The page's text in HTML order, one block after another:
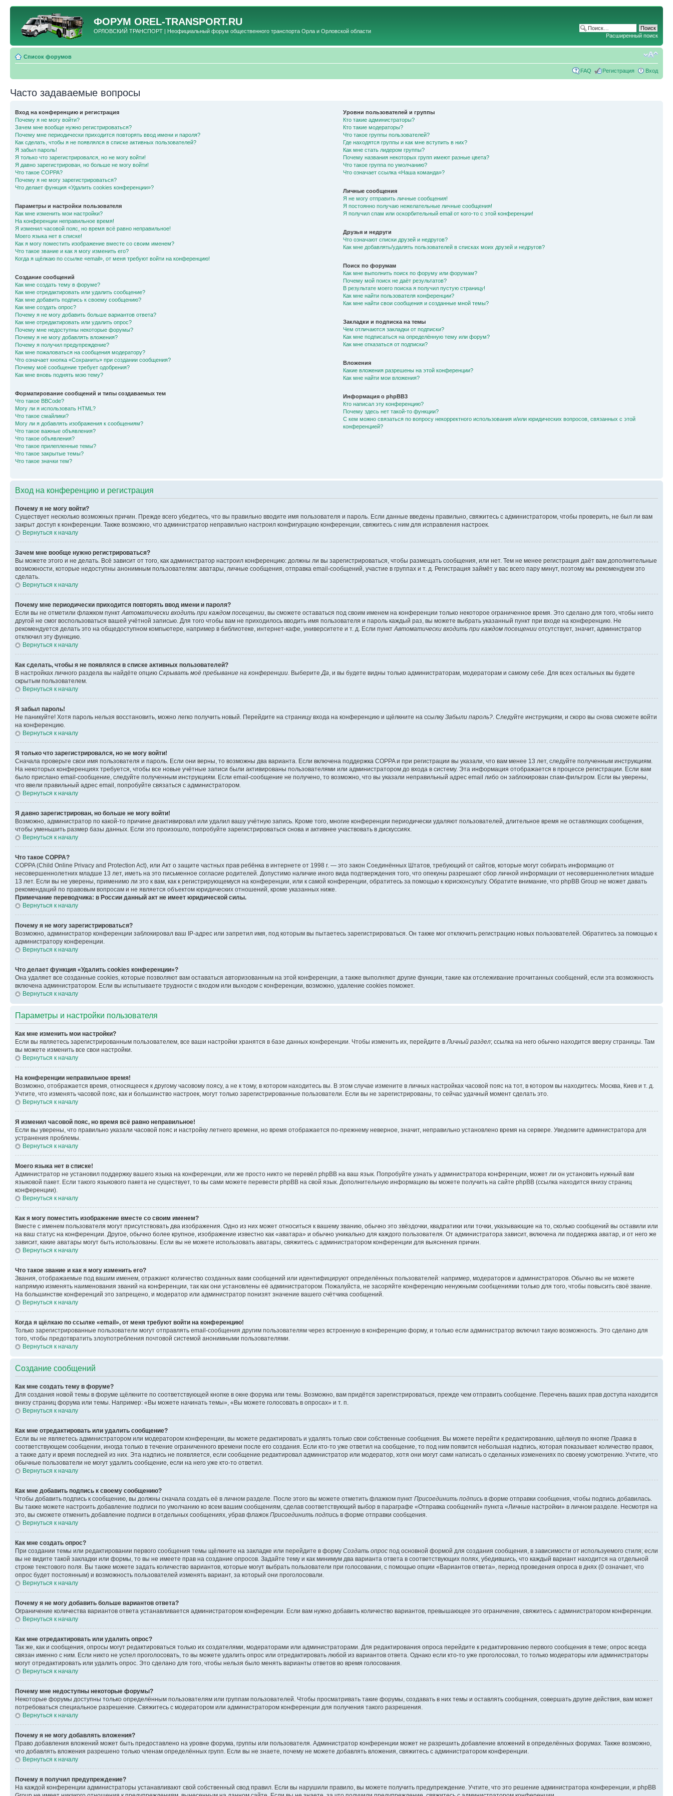
ФОРУМ OREL-TRANSPORT.RU
ОРЛОВСКИЙ ТРАНСПОРТ | Неофициальный форум общественного транспорта Орла и Орловской области
Расширенный поиск
Список форумов
FAQ Регистрация Вход
Часто задаваемые вопросы
Вход на конференцию и регистрация
Почему я не могу войти?
Зачем мне вообще нужно регистрироваться?
Почему мне периодически приходится повторять ввод имени и пароля?
Как сделать, чтобы я не появлялся в списке активных пользователей?
Я забыл пароль!
Я только что зарегистрировался, но не могу войти!
Я давно зарегистрирован, но больше не могу войти!
Что такое COPPA?
Почему я не могу зарегистрироваться?
Что делает функция «Удалить cookies конференции»?
Параметры и настройки пользователя
Как мне изменить мои настройки?
На конференции неправильное время!
Я изменил часовой пояс, но время всё равно неправильное!
Моего языка нет в списке!
Как я могу поместить изображение вместе со своим именем?
Что такое звание и как я могу изменить его?
Когда я щёлкаю по ссылке «email», от меня требуют войти на конференцию!
Создание сообщений
Как мне создать тему в форуме?
Как мне отредактировать или удалить сообщение?
Как мне добавить подпись к своему сообщению?
Как мне создать опрос?
Почему я не могу добавить больше вариантов ответа?
Как мне отредактировать или удалить опрос?
Почему мне недоступны некоторые форумы?
Почему я не могу добавлять вложения?
Почему я получил предупреждение?
Как мне пожаловаться на сообщения модератору?
Что означает кнопка «Сохранить» при создании сообщения?
Почему моё сообщение требует одобрения?
Как мне вновь поднять мою тему?
Форматирование сообщений и типы создаваемых тем
Что такое BBCode?
Могу ли я использовать HTML?
Что такое смайлики?
Могу ли я добавлять изображения к сообщениям?
Что такое важные объявления?
Что такое объявления?
Что такое прилепленные темы?
Что такое закрытые темы?
Что такое значки тем?
Уровни пользователей и группы
Кто такие администраторы?
Кто такие модераторы?
Что такое группы пользователей?
Где находятся группы и как мне вступить в них?
Как мне стать лидером группы?
Почему названия некоторых групп имеют разные цвета?
Что такое группа по умолчанию?
Что означает ссылка «Наша команда»?
Личные сообщения
Я не могу отправить личные сообщения!
Я постоянно получаю нежелательные личные сообщения!
Я получил спам или оскорбительный email от кого-то с этой конференции!
Друзья и недруги
Что означают списки друзей и недругов?
Как мне добавлять/удалять пользователей в списках моих друзей и недругов?
Поиск по форумам
Как мне выполнить поиск по форуму или форумам?
Почему мой поиск не даёт результатов?
В результате моего поиска я получил пустую страницу!
Как мне найти пользователя конференции?
Как мне найти свои сообщения и созданные мной темы?
Закладки и подписка на темы
Чем отличаются закладки от подписки?
Как мне подписаться на определённую тему или форум?
Как мне отказаться от подписки?
Вложения
Какие вложения разрешены на этой конференции?
Как мне найти мои вложения?
Информация о phpBB3
Кто написал эту конференцию?
Почему здесь нет такой-то функции?
С кем можно связаться по вопросу некорректного использования и/или юридических вопросов, связанных с этой
конференцией?
Вход на конференцию и регистрация
Почему я не могу войти?
Существует несколько возможных причин. Прежде всего убедитесь, что вы правильно вводите имя пользователя и пароль. Если данные введены правильно, свяжитесь с администратором, чтобы проверить, не был ли вам
закрыт доступ к конференции. Также возможно, что администратор неправильно настроил конфигурацию конференции, свяжитесь с ним для исправления настроек.
Вернуться к началу
Зачем мне вообще нужно регистрироваться?
Вы можете этого и не делать. Всё зависит от того, как администратор настроил конференцию: должны ли вы зарегистрироваться, чтобы размещать сообщения, или нет. Тем не менее регистрация даёт вам дополнительные
возможности, которые недоступны анонимным пользователям: аватары, личные сообщения, отправка email-сообщений, участие в группах и т. д. Регистрация займёт у вас всего пару минут, поэтому мы рекомендуем это
сделать.
Вернуться к началу
Почему мне периодически приходится повторять ввод имени и пароля?
Если вы не отметили флажком пункт Автоматически входить при каждом посещении , вы сможете оставаться под своим именем на конференции только некоторое ограниченное время. Это сделано для того, чтобы никто
другой не смог воспользоваться вашей учётной записью. Для того чтобы вам не приходилось вводить имя пользователя и пароль каждый раз, вы можете выбрать указанный пункт при входе на конференцию. Не
рекомендуется делать это на общедоступном компьютере, например в библиотеке, интернет-кафе, университете и т. д. Если пункт Автоматически входить при каждом посещении отсутствует, значит, администратор
отключил эту функцию.
Вернуться к началу
Как сделать, чтобы я не появлялся в списке активных пользователей?
В настройках личного раздела вы найдёте опцию Скрывать моё пребывание на конференции . Выберите Да , и вы будете видны только администраторам, модераторам и самому себе. Для всех остальных вы будете
скрытым пользователем.
Вернуться к началу
Я забыл пароль!
Не паникуйте! Хотя пароль нельзя восстановить, можно легко получить новый. Перейдите на страницу входа на конференцию и щёлкните на ссылку Забыли пароль? . Следуйте инструкциям, и скоро вы снова сможете войти
на конференцию.
Вернуться к началу
Я только что зарегистрировался, но не могу войти!
Сначала проверьте свои имя пользователя и пароль. Если они верны, то возможны два варианта. Если включена поддержка COPPA и при регистрации вы указали, что вам менее 13 лет, следуйте полученным инструкциям.
На некоторых конференциях требуется, чтобы все новые учётные записи были активированы пользователями или администратором до входа в систему. Эта информация отображается в процессе регистрации. Если вам
было прислано email-сообщение, следуйте полученным инструкциям. Если email-сообщение не получено, то возможно, что вы указали неправильный адрес email либо он заблокирован спам-фильтром. Если вы уверены,
что ввели правильный адрес email, попробуйте связаться с администратором.
Вернуться к началу
Я давно зарегистрирован, но больше не могу войти!
Возможно, администратор по какой-то причине деактивировал или удалил вашу учётную запись. Кроме того, многие конференции периодически удаляют пользователей, длительное время не оставляющих сообщения,
чтобы уменьшить размер базы данных. Если это произошло, попробуйте зарегистрироваться снова и активнее участвовать в дискуссиях.
Вернуться к началу
Что такое COPPA?
COPPA (Child Online Privacy and Protection Act), или Акт о защите частных прав ребёнка в интернете от 1998 г. — это закон Соединённых Штатов, требующий от сайтов, которые могут собирать информацию от
несовершеннолетних младше 13 лет, иметь на это письменное согласие родителей. Допустимо наличие иного вида подтверждения того, что опекуны разрешают сбор личной информации от несовершеннолетних младше
13 лет. Если вы не уверены, применимо ли это к вам, как к регистрирующемуся на конференции, или к самой конференции, обратитесь за помощью к юрисконсульту. Обратите внимание, что phpBB Group не может давать
рекомендаций по правовым вопросам и не является объектом юридических отношений, кроме указанных ниже.
Примечание переводчика: в России данный акт не имеет юридической силы.
Вернуться к началу
Почему я не могу зарегистрироваться?
Возможно, администратор конференции заблокировал ваш IP-адрес или запретил имя, под которым вы пытаетесь зарегистрироваться. Он также мог отключить регистрацию новых пользователей. Обратитесь за помощью к
администратору конференции.
Вернуться к началу
Что делает функция «Удалить cookies конференции»?
Она удаляет все созданные cookies, которые позволяют вам оставаться авторизованным на этой конференции, а также выполняют другие функции, такие как отслеживание прочитанных сообщений, если эта возможность
включена администратором. Если вы испытываете трудности с входом или выходом с конференции, возможно, удаление cookies поможет.
Вернуться к началу
Параметры и настройки пользователя
Как мне изменить мои настройки?
Если вы являетесь зарегистрированным пользователем, все ваши настройки хранятся в базе данных конференции. Чтобы изменить их, перейдите в Личный раздел; ссылка на него обычно находится вверху страницы. Там
вы можете изменить все свои настройки.
Вернуться к началу
На конференции неправильное время!
Возможно, отображается время, относящееся к другому часовому поясу, а не к тому, в котором находитесь вы. В этом случае измените в личных настройках часовой пояс на тот, в котором вы находитесь: Москва, Киев и т. д.
Учтите, что изменять часовой пояс, как и большинство настроек, могут только зарегистрированные пользователи. Если вы не зарегистрированы, то сейчас удачный момент сделать это.
Вернуться к началу
Я изменил часовой пояс, но время всё равно неправильное!
Если вы уверены, что правильно указали часовой пояс и настройку летнего времени, но время отображается по-прежнему неверное, значит, неправильно установлено время на сервере. Уведомите администратора для
устранения проблемы.
Вернуться к началу
Моего языка нет в списке!
Администратор не установил поддержку вашего языка на конференции, или же просто никто не перевёл phpBB на ваш язык. Попробуйте узнать у администратора конференции, может ли он установить нужный вам
языковой пакет. Если такого языкового пакета не существует, то вы сами можете перевести phpBB на свой язык. Дополнительную информацию вы можете получить на сайте phpBB (ссылка находится внизу страниц
конференции).
Вернуться к началу
Как я могу поместить изображение вместе со своим именем?
Вместе с именем пользователя могут присутствовать два изображения. Одно из них может относиться к вашему званию, обычно это звёздочки, квадратики или точки, указывающие на то, сколько сообщений вы оставили или
на ваш статус на конференции. Другое, обычно более крупное, изображение известно как «аватара» и обычно уникально для каждого пользователя. От администратора зависит, включена ли поддержка аватар, и от него же
зависит, какие аватары могут быть использованы. Если вы не можете использовать аватары, свяжитесь с администратором конференции для выяснения причин.
Вернуться к началу
Что такое звание и как я могу изменить его?
Звания, отображаемые под вашим именем, отражают количество созданных вами сообщений или идентифицируют определённых пользователей: например, модераторов и администраторов. Обычно вы не можете
напрямую изменять наименования званий на конференции, так как они установлены её администратором. Пожалуйста, не засоряйте конференцию ненужными сообщениями только для того, чтобы повысить своё звание.
На большинстве конференций это запрещено, и модератор или администратор понизят значение вашего счётчика сообщений.
Вернуться к началу
Когда я щёлкаю по ссылке «email», от меня требуют войти на конференцию!
Только зарегистрированные пользователи могут отправлять email-сообщения другим пользователям через встроенную в конференцию форму, и только если администратор включил такую возможность. Это сделано для
того, чтобы предотвратить злоупотребления почтовой системой анонимными пользователями.
Вернуться к началу
Создание сообщений
Как мне создать тему в форуме?
Для создания новой темы в форуме щёлкните по соответствующей кнопке в окне форума или темы. Возможно, вам придётся зарегистрироваться, прежде чем отправить сообщение. Перечень ваших прав доступа находится
внизу страниц форума или темы. Например: «Вы можете начинать темы», «Вы можете голосовать в опросах» и т. п.
Вернуться к началу
Как мне отредактировать или удалить сообщение?
Если вы не являетесь администратором или модератором конференции, вы можете редактировать и удалять только свои собственные сообщения. Вы можете перейти к редактированию, щёлкнув по кнопке Правка в
соответствующем сообщении, иногда только в течение ограниченного времени после его создания. Если кто-то уже ответил на сообщение, то под ним появится небольшая надпись, которая показывает количество правок,
а также дату и время последней из них. Эта надпись не появляется, если сообщение редактировал администратор или модератор, хотя они могут сами написать о сделанных изменениях по своему усмотрению. Учтите, что
обычные пользователи не могут удалить сообщение, если на него уже кто-то ответил.
Вернуться к началу
Как мне добавить подпись к своему сообщению?
Чтобы добавить подпись к сообщению, вы должны сначала создать её в личном разделе. После этого вы можете отметить флажком пункт Присоединить подпись в форме отправки сообщения, чтобы подпись добавилась.
Вы также можете настроить добавление подписи по умолчанию ко всем вашим сообщениям, сделав соответствующий выбор в параграфе «Отправка сообщений» пункта «Личные настройки» в личном разделе. Несмотря на
это, вы сможете отменить добавление подписи в отдельных сообщениях, убрав флажок Присоединить подпись в форме отправки сообщения.
Вернуться к началу
Как мне создать опрос?
При создании темы или редактировании первого сообщения темы щёлкните на закладке или перейдите в форму Создать опрос под основной формой для создания сообщения, в зависимости от используемого стиля; если
вы не видите такой закладки или формы, то вы не имеете прав на создание опросов. Задайте тему и как минимум два варианта ответа в соответствующих полях, убедившись, что каждый вариант находится на отдельной
строке текстового поля. Вы также можете задать количество вариантов, которые могут выбрать пользователи при голосовании, с помощью опции «Вариантов ответа», период проведения опроса в днях (0 означает, что
опрос будет постоянным) и возможность пользователей изменять вариант, за который они проголосовали.
Вернуться к началу
Почему я не могу добавить больше вариантов ответа?
Ограничение количества вариантов ответа устанавливается администратором конференции. Если вам нужно добавить количество вариантов, превышающее это ограничение, свяжитесь с администратором конференции.
Вернуться к началу
Как мне отредактировать или удалить опрос?
Так же, как и сообщения, опросы могут редактироваться только их создателями, модераторами или администраторами. Для редактирования опроса перейдите к редактированию первого сообщения в теме; опрос всегда
связан именно с ним. Если никто не успел проголосовать, то вы можете удалить опрос или отредактировать любой из вариантов ответа. Однако если кто-то уже проголосовал, то только модераторы или администраторы
могут отредактировать или удалить опрос. Это сделано для того, чтобы нельзя было менять варианты ответов во время голосования.
Вернуться к началу
Почему мне недоступны некоторые форумы?
Некоторые форумы доступны только определённым пользователям или группам пользователей. Чтобы просматривать такие форумы, создавать в них темы и оставлять сообщения, совершать другие действия, вам может
потребоваться специальное разрешение. Свяжитесь с модератором или администратором конференции для получения такого разрешения.
Вернуться к началу
Почему я не могу добавлять вложения?
Право добавления вложений может быть предоставлено на уровне форума, группы или пользователя. Администратор конференции может не разрешить добавление вложений в определённых форумах. Также возможно,
что добавлять вложения разрешено только членам определённых групп. Если вы не знаете, почему не можете добавлять вложения, свяжитесь с администратором конференции.
Вернуться к началу
Почему я получил предупреждение?
На каждой конференции администраторы устанавливают свой собственный свод правил. Если вы нарушили правило, вы можете получить предупреждение. Учтите, что это решение администратора конференции, и phpBB